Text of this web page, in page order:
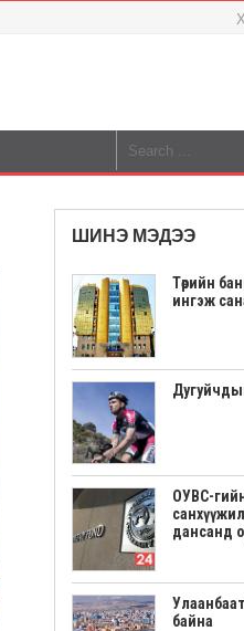
ШИНЭ МЭДЭЭ
Төрийн
ингэж
ОУВС-
дансанд
байна